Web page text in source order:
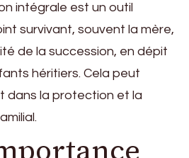
intégrale est un outil
survivant, souvent la mère,
de la succession, en dépit
héritiers. Cela peut
dans la protection et la